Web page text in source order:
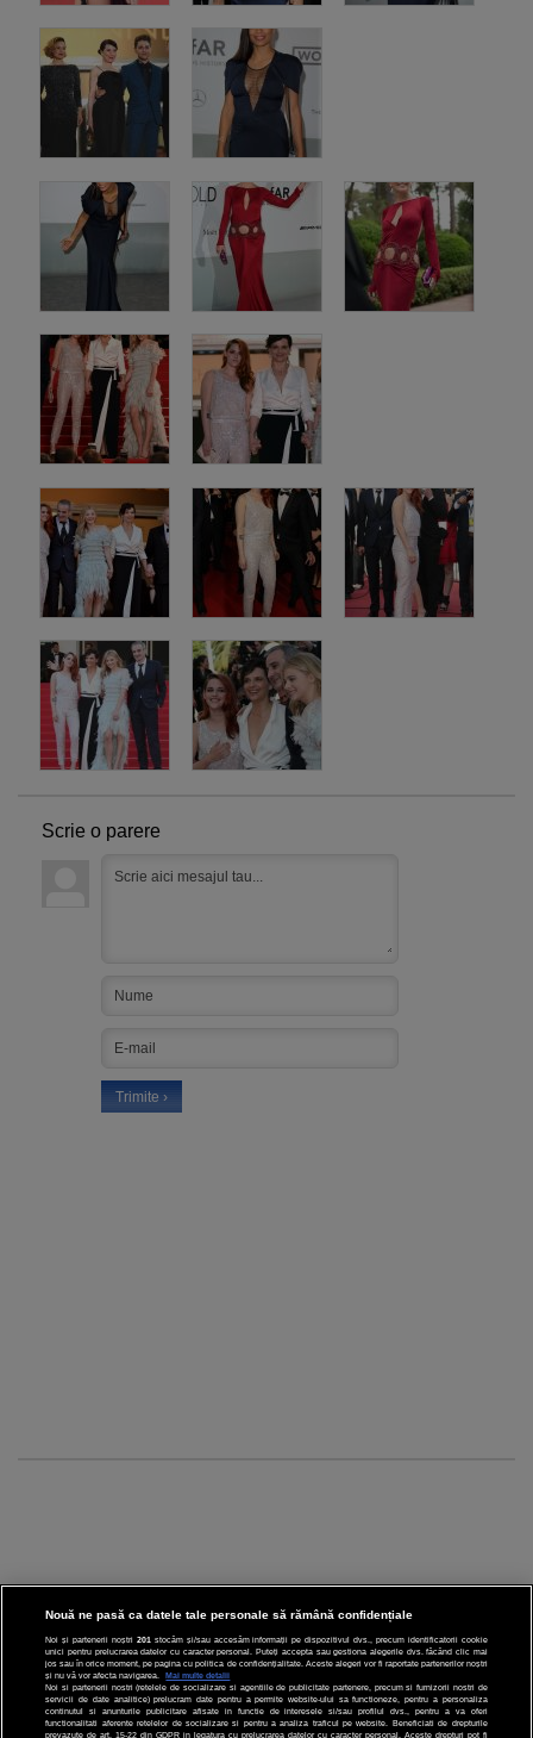
Scrie o parere
CINEMA
DIVERTISMENT
Nouă ne pasă ca datele tale personale să rămână confidențiale
Noi și partenerii noștri 201 stocăm și/sau accesăm informații pe dispozitivul dvs., precum identificatorii cookie
unici pentru prelucrarea datelor cu caracter personal. Puteți accepta sau gestiona alegerile dvs. făcând clic mai
jos sau în orice moment, pe pagina cu politica de confidențialitate. Aceste alegeri vor fi raportate partenerilor noștri
și nu vă vor afecta navigarea.
Mai multe detalii
Noi si partenerii nostri (retelele de socializare si agentiile de publicitate partenere, precum si furnizorii nostri de
servicii de date analitice) prelucram date pentru a permite website-ului sa functioneze, pentru a personaliza
continutul si anunturile publicitare afisate in functie de interesele si/sau profilul dvs., pentru a va oferi
functionalitati aferente retelelor de socializare si pentru a analiza traficul pe website. Beneficiati de drepturile
prevazute de art. 15-22 din GDPR in legatura cu prelucrarea datelor cu caracter personal. Aceste drepturi pot fi